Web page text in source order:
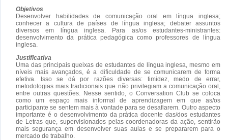
Objetivos
Desenvolver habilidades de comunicação oral em língua inglesa;
conhecer a cultura de países de língua inglesa; debater assuntos
diversos em língua inglesa. Para as/os estudantes-ministrantes:
desenvolvimento da prática pedagógica como professores de língua
inglesa.
Justificativa
Uma das principais queixas de estudantes de língua inglesa, mesmo em
níveis mais avançados, é a dificuldade de se comunicarem de forma
efetiva. Isso se dá por razões diversas: timidez, medo de errar,
metodologias mais tradicionais que não privilegiam a comunicação oral,
entre outras questões. Nesse sentido, o Conversation Club se coloca
como um espaço mais informal de aprendizagem em que as/os
participante se sentem mais à vontade para se desafiarem. Outro aspecto
importante é o desenvolvimento da prática docente das/dos estudantes
de Letras que, supervisionados pelas coordenadoras da ação, sentirão
mais segurança em desenvolver suas aulas e se prepararem para o
mercado de trabalho.